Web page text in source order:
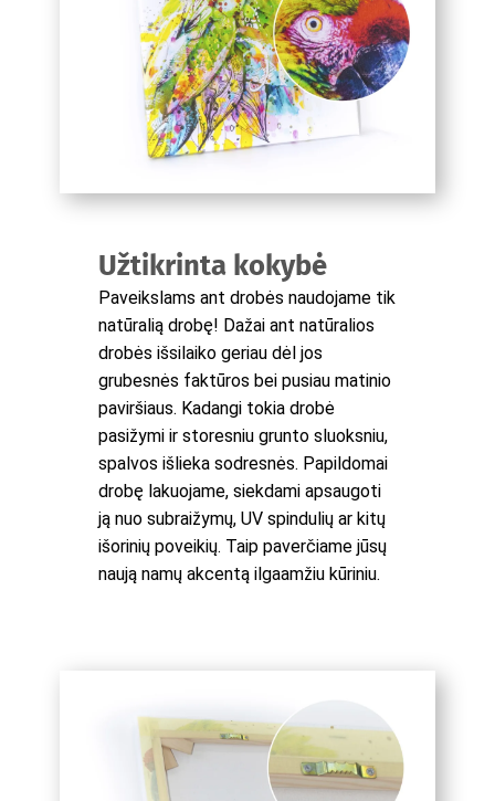
Užtikrinta kokybė
Paveikslams ant drobės naudojame tik
natūralią drobę! Dažai ant natūralios
drobės išsilaiko geriau dėl jos
grubesnės faktūros bei pusiau matinio
paviršiaus. Kadangi tokia drobė
pasižymi ir storesniu grunto sluoksniu,
spalvos išlieka sodresnės. Papildomai
drobę lakuojame, siekdami apsaugoti
ją nuo subraižymų, UV spindulių ar kitų
išorinių poveikių. Taip paverčiame jūsų
naują namų akcentą ilgaamžiu kūriniu.